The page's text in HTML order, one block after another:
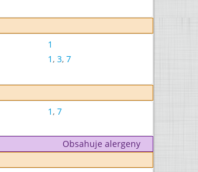
1
1, 3, 7
1, 7
Obsahuje alergeny